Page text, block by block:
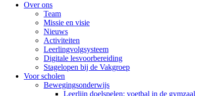
Over ons
Team
Missie en visie
Nieuws
Activiteiten
Leerlingvolgsysteem
Digitale lesvoorbereiding
Stagelopen bij de Vakgroep
Voor scholen
Bewegingsonderwijs
Leerlijn doelspelen: voetbal in de gymzaal